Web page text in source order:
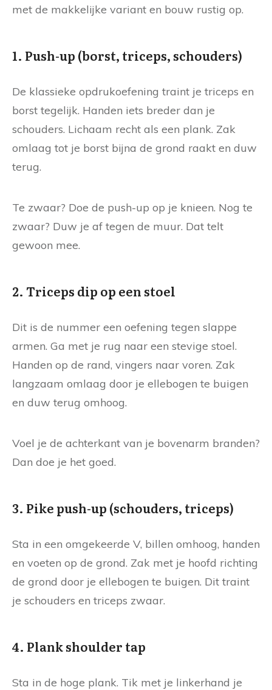
met de makkelijke variant en bouw rustig op.
1. Push-up (borst, triceps, schouders)
De klassieke opdrukoefening traint je triceps en
borst tegelijk. Handen iets breder dan je
schouders. Lichaam recht als een plank. Zak
omlaag tot je borst bijna de grond raakt en duw
terug.
Te zwaar? Doe de push-up op je knieen. Nog te
zwaar? Duw je af tegen de muur. Dat telt
gewoon mee.
2. Triceps dip op een stoel
Dit is de nummer een oefening tegen slappe
armen. Ga met je rug naar een stevige stoel.
Handen op de rand, vingers naar voren. Zak
langzaam omlaag door je ellebogen te buigen
en duw terug omhoog.
Voel je de achterkant van je bovenarm branden?
Dan doe je het goed.
3. Pike push-up (schouders, triceps)
Sta in een omgekeerde V, billen omhoog, handen
en voeten op de grond. Zak met je hoofd richting
de grond door je ellebogen te buigen. Dit traint
je schouders en triceps zwaar.
4. Plank shoulder tap
Sta in de hoge plank. Tik met je linkerhand je